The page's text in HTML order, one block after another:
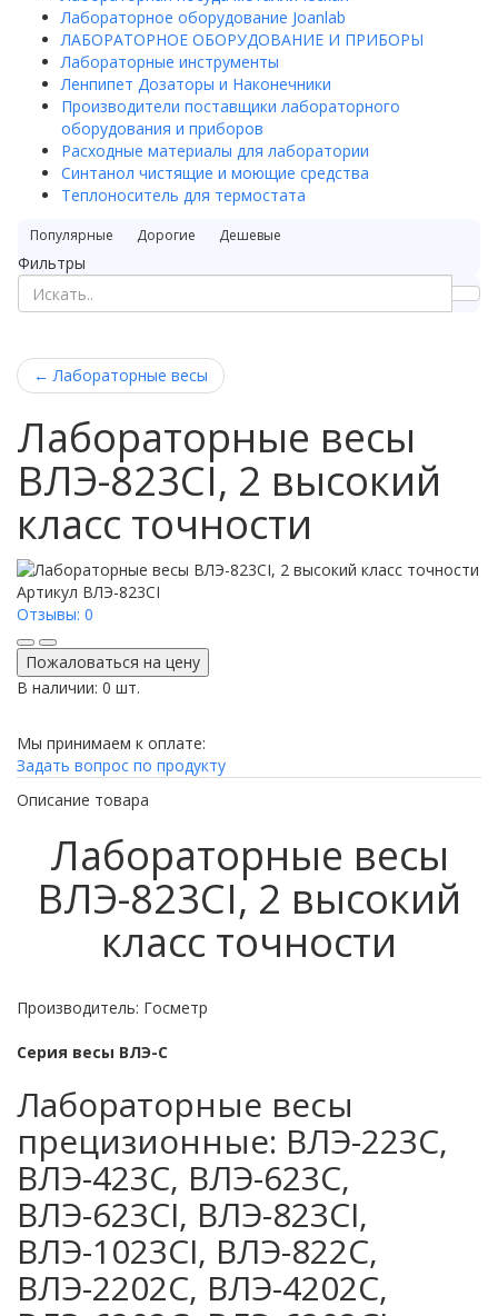
Лабораторное оборудование Joanlab
ЛАБОРАТОРНОЕ ОБОРУДОВАНИЕ И ПРИБОРЫ
Лабораторные инструменты
Ленпипет Дозаторы и Наконечники
Производители поставщики лабораторного
оборудования и приборов
Расходные материалы для лаборатории
Синтанол чистящие и моющие средства
Теплоноситель для термостата
Популярные Дорогие Дешевые
Фильтры
← Лабораторные весы
Лабораторные весы
ВЛЭ-823CI, 2 высокий
класс точности
Артикул ВЛЭ-823CI
Отзывы: 0
Пожаловаться на цену
В наличии: 0 шт.
Мы принимаем к оплате:
Задать вопрос по продукту
Описание товара
Лабораторные весы
ВЛЭ-823CI, 2 высокий
класс точности
Производитель: Госметр
Cерия весы ВЛЭ-С
Лабораторные весы
прецизионные: ВЛЭ-223С,
ВЛЭ-423С, ВЛЭ-623С,
ВЛЭ-623CI, ВЛЭ-823CI,
ВЛЭ-1023CI, ВЛЭ-822С,
ВЛЭ-2202С, ВЛЭ-4202С,